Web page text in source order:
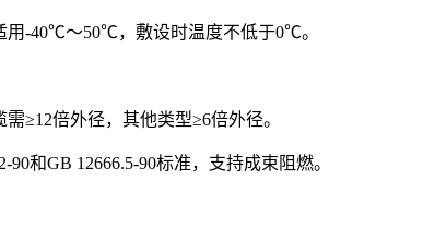
用-40℃～50℃，敷设时温度不低于0℃。
≥12倍外径，其他类型≥6倍外径。
和GB 12666.5-90标准，支持成束阻燃。